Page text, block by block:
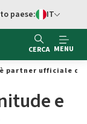
Switch di
paese: IT
CERCA MENU
partner ufficiale del
e